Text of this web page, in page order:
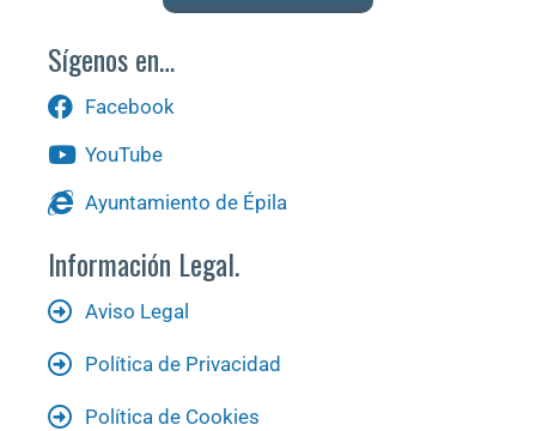
Sígenos en…
Facebook
YouTube
Ayuntamiento de Épila
Información Legal.
Aviso Legal
Política de Privacidad
Política de Cookies